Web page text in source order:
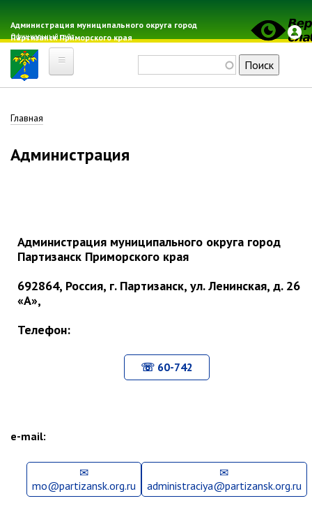
основному
содержанию
Администрация муниципального округа город
Партизанск Приморского края
Официальный сайт
Главная
Гражданская оборона
Партизанск
Геральдика
Историческая справка
Почётные жители
города (продолжение)
Старые фотографии города
Строка
навигации
Главная
Администрация
Администрация муниципального округа город
Партизанск Приморского края
692864, Россия, г. Партизанск, ул. Ленинская, д. 26
«А»,
Телефон:
60-742
e-mail:
mo@partizansk.org.ru administraciya@partizansk.org.ru